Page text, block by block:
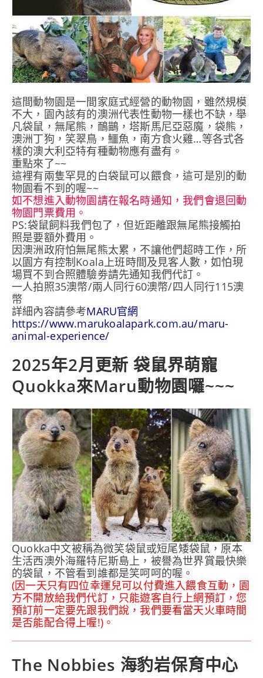
這間動物園是一間家庭式經營的動物園，雖然規模
不大，園內該有的澳洲代表性動物一樣也不缺，舉
凡袋鼠，無尾熊，鴯鶓，塔斯馬尼亞惡魔，袋熊，
澳洲丁狗，笑翠鳥，鱷魚，南方食火雞…等各式各
樣的澳大利亞特有種動物應有盡有。
重點來了~~
這裡有兩隻罕見的白袋鼠可以餵食，這可是別的動
物園看不到的喔~~
如不想進入動物園請在報名時通知，我們會退回動
物園門票費用。
PS:袋鼠飼料我們包了，但近距離跟無尾熊接觸拍
照是要額外費用。
因澳洲政府怕無尾熊太累，不讓他們超時工作，所
以園方有控制Koala上班時間及見客人數，如怕現
場買不到合照體驗劵請先通知我們代訂。
一人拍照35澳幣/兩人同行60澳幣/四人同行115澳
幣
詳細內容請參考MARU官網
https://www.marukoalapark.com.au/maru-
animal-experience/
2025年2月更新 袋鼠界萌寵
Quokka來Maru動物園囉~~~
Quokka中文被稱為微笑袋鼠或短尾矮袋鼠，原本
生活西澳外海羅特尼斯島上，被譽為世界賞最快樂
的袋鼠，不管看到誰都是笑呵呵的喔。
(因一天只有四位幸運兒可以付費進入餵食互動，園
方不開放給我們代訂，只能遊客自行上網預訂，您
預訂前一定要先跟我們說，我們要看當天火車時間
是否能配合得上喔!)。
The Nobbies 海豹岩保育中心